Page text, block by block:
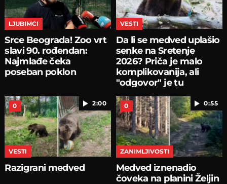
LJUBIMCI
Srce Beograda! Zoo vrt
slavi 90. rođendan:
Najmlađe čeka
poseban poklon
VESTI
Da li se medved uplašio
senke na Sretenje
2026? Priča je malo
komplikovanija, ali
"odgovor" je tu
2:00
0
VESTI
Razigrani medved
0:55
0
ZANIMLJIVOSTI
Medved iznenadio
čoveka na planini Željin